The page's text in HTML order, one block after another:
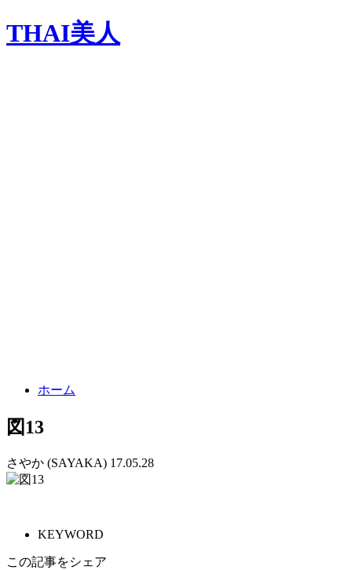
THAI美人
ホーム
図13
さやか (SAYAKA) 17.05.28
KEYWORD
この記事をシェア